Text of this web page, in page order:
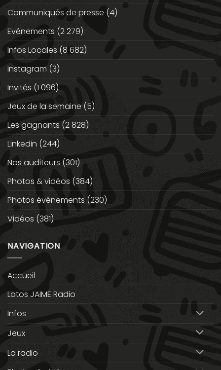
Communiqués de presse (4)
Evénements (2 279)
Infos Locales (8 682)
instagram (3)
Invités (1 096)
Jeux de la semaine (5)
Les gagnants (2 828)
Linkedin (244)
Nos auditeurs (301)
Photos & vidéos (384)
Photos événements (230)
Vidéos (381)
NAVIGATION
Accueil
Lotos JAIME Radio
Infos
Jeux
La radio